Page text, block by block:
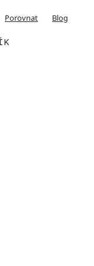
Porovnat Blog